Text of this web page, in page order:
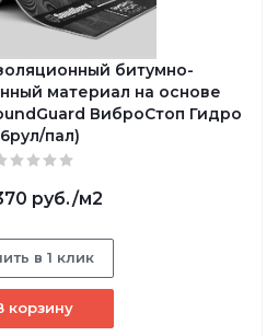
битумно-
материал на основе
ВиброСтоп Гидро
пал)
руб./м2
в 1 клик
корзину